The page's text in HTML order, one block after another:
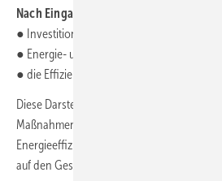
Nach Eingabe aller Daten erhalten
● Investitionskosten und mögliche
● Energie- und CO
● die Effizienzsteigerung des Gebäudes
Diese Darstellung macht transparent, welche
Maßnahmenkombination den größten
Energieeffizienz-Balken zeigt zudem sofort,
auf den Gesamtenergieverbrauch auswirken.